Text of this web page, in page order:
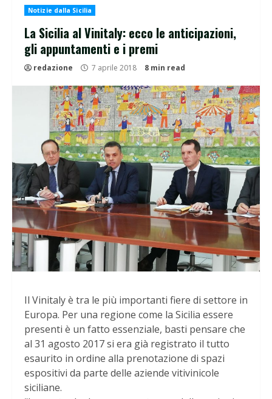
Notizie dalla Sicilia
La Sicilia al Vinitaly: ecco le anticipazioni,
gli appuntamenti e i premi
redazione 7 aprile 2018 8 min read
Il Vinitaly è tra le più importanti fiere di settore in
Europa. Per una regione come la Sicilia essere
presenti è un fatto essenziale, basti pensare che
al 31 agosto 2017 si era già registrato il tutto
esaurito in ordine alla prenotazione di spazi
espositivi da parte delle aziende vitivinicole
siciliane.